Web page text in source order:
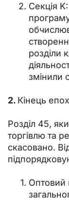
Секція
розділи
змінили
2. Кінець
Розділ 45,
торгівлю та
скасовано.
Оптовий